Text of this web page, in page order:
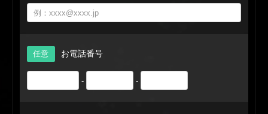
任意 お電話番号
- -